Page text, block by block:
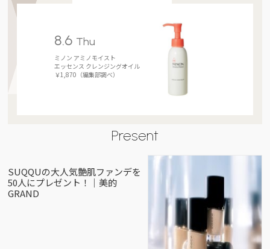
8.6 Thu
ミノン アミノモイスト
エッセンス クレンジングオイル
￥1,870（編集部調べ）
Present
SUQQUの大人気艶肌ファンデを
50人にプレゼント！｜美的
GRAND